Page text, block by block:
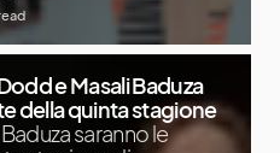
e Masali Baduza
della quinta stagione
saranno le